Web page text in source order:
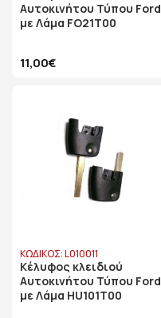
Αυτοκινήτου Τύπου Ford
με Λάμα FO21T00
11,00€
ΚΩΔΙΚΟΣ: L010011
Κέλυφος κλειδιού
Αυτοκινήτου Τύπου Ford
με Λάμα HU101T00